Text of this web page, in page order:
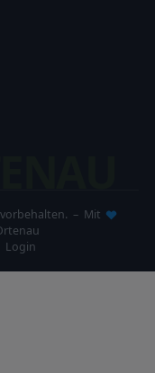
vorbehalten. – Mit
Login